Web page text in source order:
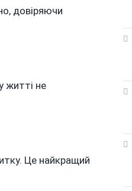
довіряючи
житті не
Це найкращий